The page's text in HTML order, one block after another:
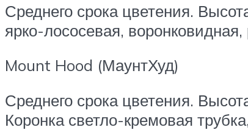
Среднего срока цвете­ния.
ярко-лососе­вая,
Mount Hood (МаунтХуд)
Среднего срока цветения.
Коронка светло-кремовая